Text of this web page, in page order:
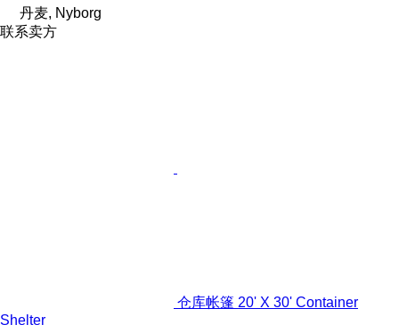
丹麦, Nyborg
联系卖方
仓库帐篷 20' X 30' Container
Shelter